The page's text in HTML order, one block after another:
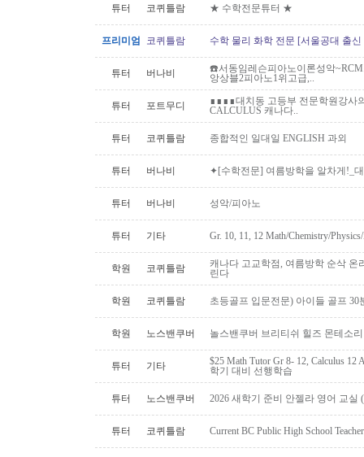
튜터 코퀴틀람 ★ 수학전문튜터 ★
프리미엄 코퀴틀람 수학 물리 화학 전문 [서울공대 출
튜터 버나비
☎️서동임레슨피아노이론성악
앙상블2피아노1위고급,..
튜터 포트무디
∎∎∎∎대치동 고등부 전문학원강사
CALCULUS 캐나다..
튜터 코퀴틀람 종합적인 일대일 ENGLISH 과외
튜터 버나비 ✦[수학전문] 여름방학을 알차게!_
튜터 버나비 성악/피아노
튜터 기타 Gr. 10, 11, 12 Math/Chemistry/
학원 코퀴틀람
캐나다 고교학점, 여름방학 순삭 온
린다
학원 코퀴틀람 초등골프 입문전문) 아이들 골프 30
학원 노스밴쿠버 놀스밴쿠버 브리티쉬 힐즈 몬테소
튜터 기타
$25 Math Tutor Gr 8- 12, Calculus
학기 대비 선행학습
튜터 노스밴쿠버 2026 새학기 준비 안젤라 영어 교실
튜터 코퀴틀람 Current BC Public High School